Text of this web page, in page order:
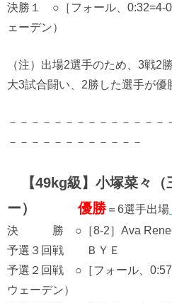
決勝１ ○［フォール、0:32=4-
ェーデン）
（注）出場2選手のため、3戦2
大3試合闘い、2勝した選手が優
－－－－－－－－－－－－－－
－－－－－－－－－－－－
【49kg級】小塚菜々（
ー） 優勝＝6選手出場
決 勝 ○［8-2］Ava Renee
予選３回戦 ＢＹＥ
予選２回戦 ○［フォール、
ウェーデン）